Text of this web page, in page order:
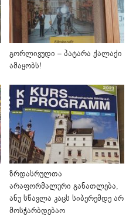
გორლივუდი – პატარა ქალაქი
ამაყობს!
ზრდასრულთა
არაფორმალური განათლება,
ანუ სწავლა კაცს სიბერემდე არ
მოსჭარბდებაო